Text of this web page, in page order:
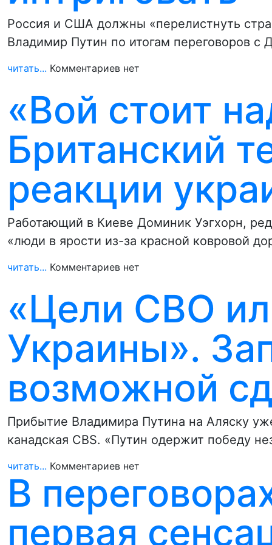
Россия и США должны «перелистнуть
Владимир Путин по итогам переговоров
читать... Комментариев нет
«Вой стоит
Британский
реакции
Работающий в Киеве Доминик Уэгхорн,
«люди в ярости из-за красной ковровой
читать... Комментариев нет
«Цели СВО
Украины».
возможной
Прибытие Владимира Путина на Аляску
канадская CBS. «Путин одержит победу
читать... Комментариев нет
В
первая